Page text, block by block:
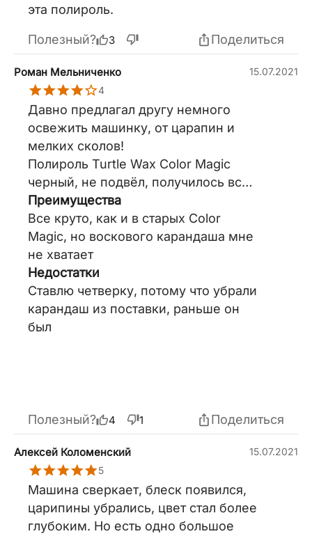
эта полироль.
Полезный? 3 Поделиться
Роман Мельниченко
15.07.2021
4
Давно предлагал другу немного
освежить машинку, от царапин и
мелких сколов!
Полироль Turtle Wax Color Magic
черный, не подвёл, получилось всё
очень достойно! машинка Mitsubishi
Outlander XL. друг был в восторге,
как машинка стала сиять ))))
Преимущества
Все круто, как и в старых Color
Magic, но воскового карандаша мне
не хватает
Недостатки
Ставлю четверку, потому что убрали
карандаш из поставки, раньше он
был
Полезный? 4 1 Поделиться
Алексей Коломенский
15.07.2021
5
Машина сверкает, блеск появился,
царипины убрались, цвет стал более
глубоким. Но есть одно большое